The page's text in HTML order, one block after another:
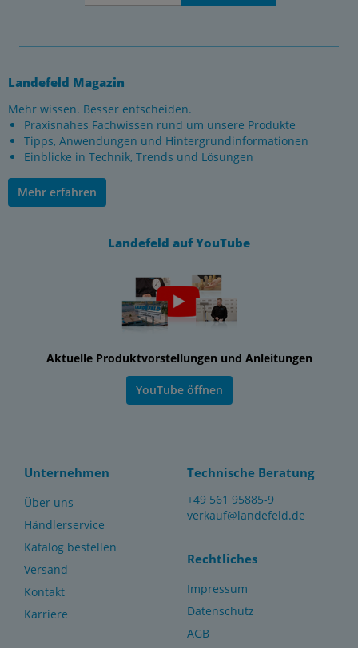
Landefeld Magazin
Mehr wissen. Besser entscheiden.
Praxisnahes Fachwissen rund um unsere Produkte
Tipps, Anwendungen und Hintergrundinformationen
Einblicke in Technik, Trends und Lösungen
Mehr erfahren
Landefeld auf YouTube
Aktuelle Produktvorstellungen und Anleitungen
YouTube öffnen
Unternehmen
Über uns
Händlerservice
Katalog bestellen
Versand
Kontakt
Karriere
Technische Beratung
+49 561 95885-9
verkauf@landefeld.de
Rechtliches
Impressum
Datenschutz
AGB